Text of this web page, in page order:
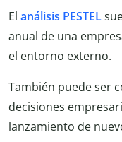
El análisis PESTEL
anual de una
el entorno externo.
También puede ser
decisiones
lanzamiento de